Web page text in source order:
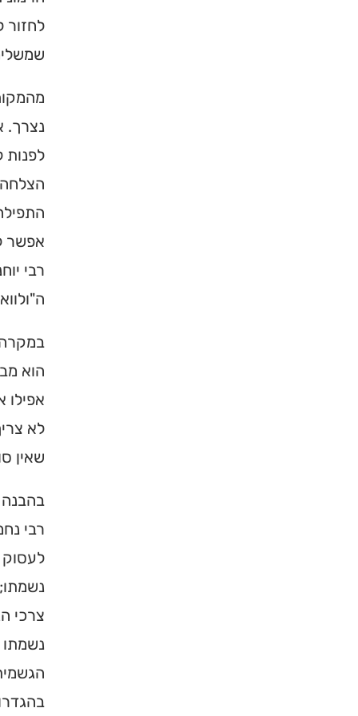
לחזור
נצרך.
לפנות
אפשר
רבי
במקרה
הוא
לא
שאין
רבי
צרכי
נשמתו